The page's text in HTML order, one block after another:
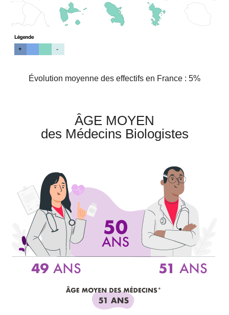
Évolution moyenne des effectifs en France : 5%
ÂGE MOYEN
des Médecins Biologistes